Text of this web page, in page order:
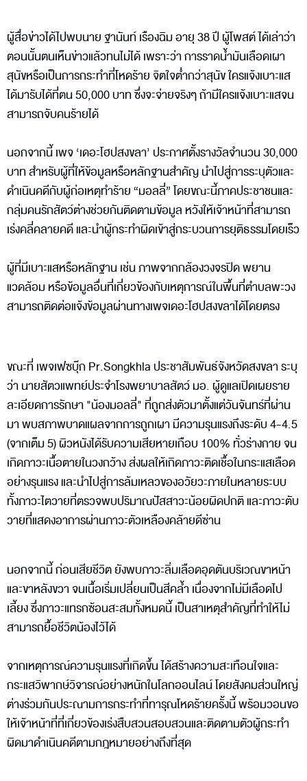
ผู้สื่อข่าวได้ไปพบนาย ฐานันท์ เรืองฉิม อายุ 38 ปี ผู้โพสต์ ได้เล่าว่า
ตอนนั้นตนเห็นข่าวแล้วทนไม่ได้ เพราะว่า การราดน้ำมันเลือดเผา
สุนัขหรือเป็นการกระทำที่โหดร้าย จิตใจต่ำกว่าสุนัข ใครแจ้งเบาะแส
ได้มารับได้ที่ตน 50,000 บาท ซึ่งจะจ่ายจริงๆ ถ้ามีใครแจ้งเบาะแสจน
สามารถจับคนร้ายได้
นอกจากนี้ เพจ ‘เดอะโฮปสงขลา’ ประกาศตั้งรางวัลจำนวน 30,000
บาท สำหรับผู้ที่ให้ข้อมูลหรือหลักฐานสำคัญ นำไปสู่การระบุตัวและ
ดำเนินคดีกับผู้ก่อเหตุทำร้าย “มอลลี่” โดยขณะนี้ภาคประชาชนและ
กลุ่มคนรักสัตว์ต่างช่วยกันติดตามข้อมูล หวังให้เจ้าหน้าที่สามารถ
เร่งคลี่คลายคดี และนำผู้กระทำผิดเข้าสู่กระบวนการยุติธรรมโดยเร็ว
ผู้ที่มีเบาะแสหรือหลักฐาน เช่น ภาพจากกล้องวงจรปิด พยาน
แวดล้อม หรือข้อมูลอื่นที่เกี่ยวข้องกับเหตุการณ์ในพื้นที่ตำบลพะวง
สามารถติดต่อแจ้งข้อมูลผ่านทางเพจเดอะโฮปสงขลาได้โดยตรง
ขณะที่ เพจเฟซบุ๊ก Pr.Songkhla ประชาสัมพันธ์จังหวัดสงขลา ระบุ
ว่า นายสัตวแพทย์ประจำโรงพยาบาลสัตว์ มอ. ผู้ดูแลเปิดเผยราย
ละเอียดการรักษา "น้องมอลลี่" ที่ถูกส่งตัวมาตั้งแต่วันจันทร์ที่ผ่าน
มา พบสภาพบาดแผลจากการถูกเผา มีความรุนแรงถึงระดับ 4-4.5
(จากเต็ม 5) ผิวหนังได้รับความเสียหายเกือบ 100% ทั่วร่างกาย จน
เกิดภาวะเนื้อตายในวงกว้าง ส่งผลให้เกิดภาวะติดเชื้อในกระแสเลือด
อย่างรุนแรง และนำไปสู่การล้มเหลวของอวัยวะภายในหลายระบบ
ทั้งภาวะไตวายที่ตรวจพบปริมาณปัสสาวะน้อยผิดปกติ และภาวะตับ
วายที่แสดงอาการผ่านภาวะตัวเหลืองคล้ายดีซ่าน
นอกจากนี้ ก่อนเสียชีวิต ยังพบภาวะลิ่มเลือดอุดตันบริเวณขาหน้า
และขาหลังขวา จนเนื้อเริ่มเปลี่ยนเป็นสีคล้ำ เนื่องจากไม่มีเลือดไป
เลี้ยง ซึ่งภาวะแทรกซ้อนสะสมทั้งหมดนี้ เป็นสาเหตุสำคัญที่ทำให้ไม่
สามารถยื้อชีวิตน้องไว้ได้
จากเหตุการณ์ความรุนแรงที่เกิดขึ้น ได้สร้างความสะเทือนใจและ
กระแสวิพากษ์วิจารณ์อย่างหนักในโลกออนไลน์ โดยสังคมส่วนใหญ่
ต่างร่วมกันประณามการกระทำที่ทารุณโหดร้ายครั้งนี้ พร้อมวอนขอ
ให้เจ้าหน้าที่ที่เกี่ยวข้องเร่งสืบสวนสอบสวนและติดตามตัวผู้กระทำ
ผิดมาดำเนินคดีตามกฎหมายอย่างถึงที่สุด